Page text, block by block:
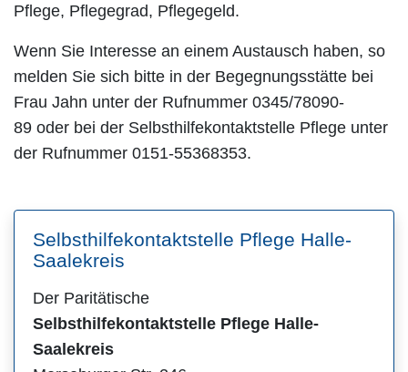
Pflege, Pflegegrad, Pflegegeld.
Wenn Sie Interesse an einem Austausch haben, so
melden Sie sich bitte in der Begegnungsstätte bei
Frau Jahn unter der Rufnummer 0345/78090-
89 oder bei der Selbsthilfekontaktstelle Pflege unter
der Rufnummer 0151-55368353.
Selbsthilfekontaktstelle Pflege Halle-
Saalekreis
Der Paritätische
Selbsthilfekontaktstelle Pflege Halle-
Saalekreis